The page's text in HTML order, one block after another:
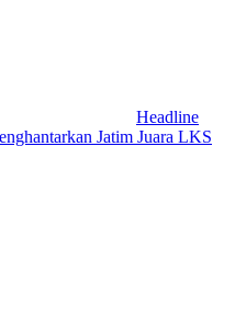
Headline
Jatim Juara LKS